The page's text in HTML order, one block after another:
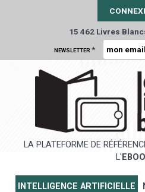
15 462 Livres
NEWSLETTER *
LA PLATEFORME DE
L'
INTELLIGENCE ARTIFICIELLE